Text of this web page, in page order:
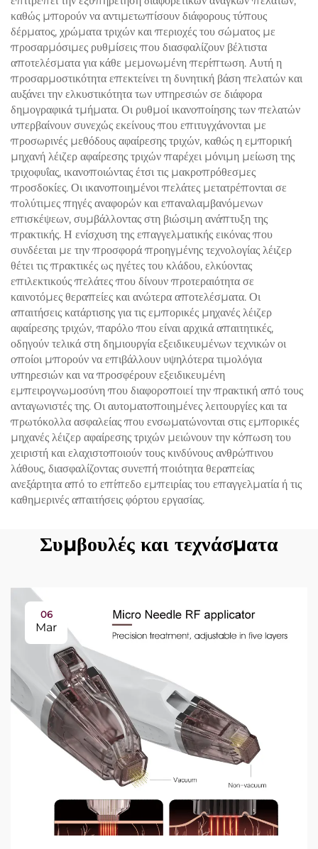
καθώς μπορούν να αντιμετωπίσουν διάφορους τύπους
δέρματος, χρώματα τριχών και περιοχές του σώματος με
προσαρμόσιμες ρυθμίσεις που διασφαλίζουν βέλτιστα
αποτελέσματα για κάθε μεμονωμένη περίπτωση. Αυτή η
προσαρμοστικότητα επεκτείνει τη δυνητική βάση πελατών και
αυξάνει την ελκυστικότητα των υπηρεσιών σε διάφορα
δημογραφικά τμήματα. Οι ρυθμοί ικανοποίησης των πελατών
υπερβαίνουν συνεχώς εκείνους που επιτυγχάνονται με
προσωρινές μεθόδους αφαίρεσης τριχών, καθώς η εμπορική
μηχανή λέιζερ αφαίρεσης τριχών παρέχει μόνιμη μείωση της
τριχοφυΐας, ικανοποιώντας έτσι τις μακροπρόθεσμες
προσδοκίες. Οι ικανοποιημένοι πελάτες μετατρέπονται σε
πολύτιμες πηγές αναφορών και επαναλαμβανόμενων
επισκέψεων, συμβάλλοντας στη βιώσιμη ανάπτυξη της
πρακτικής. Η ενίσχυση της επαγγελματικής εικόνας που
συνδέεται με την προσφορά προηγμένης τεχνολογίας λέιζερ
θέτει τις πρακτικές ως ηγέτες του κλάδου, ελκύοντας
επιλεκτικούς πελάτες που δίνουν προτεραιότητα σε
καινοτόμες θεραπείες και ανώτερα αποτελέσματα. Οι
απαιτήσεις κατάρτισης για τις εμπορικές μηχανές λέιζερ
αφαίρεσης τριχών, παρόλο που είναι αρχικά απαιτητικές,
οδηγούν τελικά στη δημιουργία εξειδικευμένων τεχνικών οι
οποίοι μπορούν να επιβάλλουν υψηλότερα τιμολόγια
υπηρεσιών και να προσφέρουν εξειδικευμένη
εμπειρογνωμοσύνη που διαφοροποιεί την πρακτική από τους
ανταγωνιστές της. Οι αυτοματοποιημένες λειτουργίες και τα
πρωτόκολλα ασφαλείας που ενσωματώνονται στις εμπορικές
μηχανές λέιζερ αφαίρεσης τριχών μειώνουν την κόπωση του
χειριστή και ελαχιστοποιούν τους κινδύνους ανθρώπινου
λάθους, διασφαλίζοντας συνεπή ποιότητα θεραπείας
ανεξάρτητα από το επίπεδο εμπειρίας του επαγγελματία ή τις
καθημερινές απαιτήσεις φόρτου εργασίας.
Συμβουλές και τεχνάσματα
06
Mar